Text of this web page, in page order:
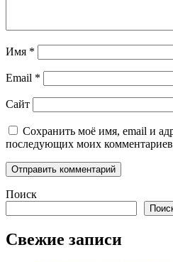
Имя *
Email *
Сайт
Сохранить моё имя, email и
последующих моих
Поиск
Свежие записи